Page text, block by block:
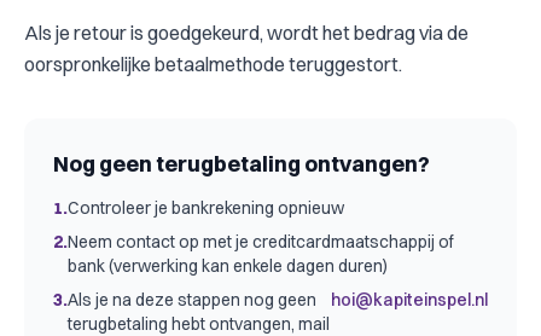
Als je retour is goedgekeurd, wordt het bedrag via de
oorspronkelijke betaalmethode teruggestort.
Nog geen terugbetaling ontvangen?
1.Controleer je bankrekening opnieuw
2.Neem contact op met je creditcardmaatschappij of
bank (verwerking kan enkele dagen duren)
3.Als je na deze stappen nog geen
terugbetaling hebt ontvangen, mail
hoi@kapiteinspel.nl